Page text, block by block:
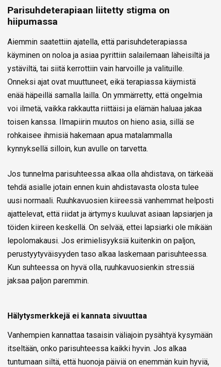
Parisuhdeterapiaan liitetty stigma on
hiipumassa
Aiemmin saatettiin ajatella, että parisuhdeterapiassa
käyminen on noloa ja asiaa pyrittiin salailemaan läheisiltä ja
ystäviltä, tai siitä kerrottiin vain harvoille ja valituille.
Onneksi ajat ovat muuttuneet, eikä terapiassa käymistä
enää häpeillä samalla lailla. On ymmärretty, että ongelmia
voi ilmetä, vaikka rakkautta riittäisi ja elämän haluaa jakaa
toisen kanssa. Ilmapiirin muutos on hieno asia, sillä se
rohkaisee ihmisiä hakemaan apua matalammalla
kynnyksellä silloin, kun avulle on tarvetta.
Jos tunnelma parisuhteessa alkaa olla ahdistava, on tärkeää
tehdä asialle jotain ennen kuin ahdistavasta olosta tulee
uusi normaali. Ruuhkavuosien kiireessä vanhemmat helposti
ajattelevat, että riidat ja ärtymys kuuluvat asiaan lapsiarjen ja
töiden kiireen keskellä. On selvää, ettei lapsiarki ole mikään
lepolomakausi. Jos erimielisyyksiä kuitenkin on paljon,
perustyytyväisyyden taso alkaa laskemaan parisuhteessa.
Kun suhteessa on hyvä olla, ruuhkavuosienkin stressiä
jaksaa paljon paremmin.
Hälytysmerkkejä ei kannata sivuuttaa
Vanhempien kannattaa tasaisin väliajoin pysähtyä kysymään
itseltään, onko parisuhteessa kaikki hyvin. Jos alkaa
tuntumaan siltä, että huonoja päiviä on enemmän kuin hyviä,